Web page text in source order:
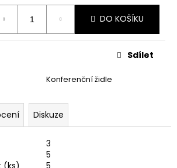
DO KOŠÍKU
Konferenční židle
Sdílet
Diskuze
3
5
(ks)
5